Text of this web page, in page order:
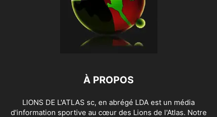
À PROPOS
LIONS DE L'ATLAS sc, en abrégé LDA est un média
d'information sportive au cœur des Lions de l'Atlas. Notre